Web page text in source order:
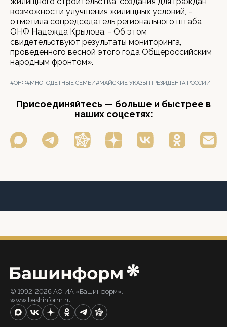
возможности улучшения жилищных условий, -
отметила сопредседатель регионального штаба
ОНФ Надежда Крылова. - Об этом
свидетельствуют результаты мониторинга,
проведенного весной этого года Общероссийским
народным фронтом».
#ОНФ#МНОГОДЕТНЫЕ СЕМЬИ#МАЙСКИЕ УКАЗЫ ПРЕЗИДЕНТА РОССИИ
Присоединяйтесь — больше и быстрее в
наших соцсетях:
© 1992-2026 АО ИА «Башинформ».
www.bashinform.ru